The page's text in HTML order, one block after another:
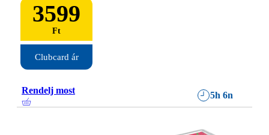
3599
Ft
Clubcard ár
Rendelj most 5h 6n